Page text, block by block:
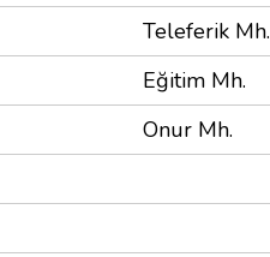
Teleferik Mh.
Eğitim Mh.
Onur Mh.